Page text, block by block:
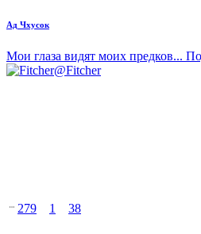
Ад Чхусок
Мои глаза видят моих предков...
@Fitcher
279 1 38